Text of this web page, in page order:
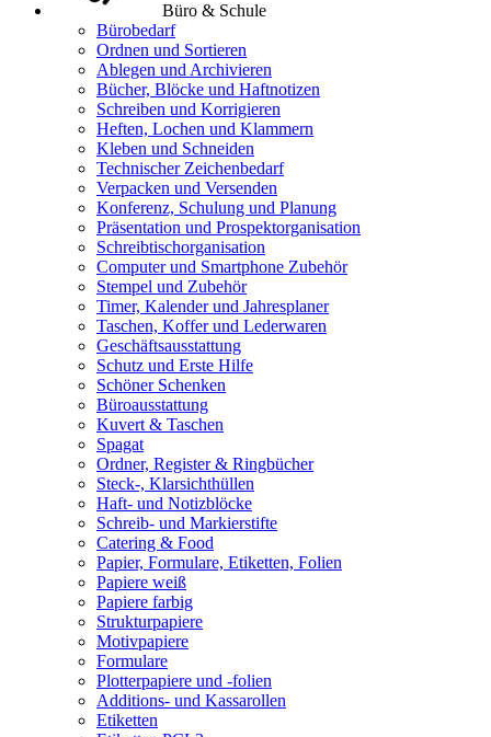
Büro & Schule
Bürobedarf
Ordnen und Sortieren
Ablegen und Archivieren
Bücher, Blöcke und Haftnotizen
Schreiben und Korrigieren
Heften, Lochen und Klammern
Kleben und Schneiden
Technischer Zeichenbedarf
Verpacken und Versenden
Konferenz, Schulung und Planung
Präsentation und Prospektorganisation
Schreibtischorganisation
Computer und Smartphone Zubehör
Stempel und Zubehör
Timer, Kalender und Jahresplaner
Taschen, Koffer und Lederwaren
Geschäftsausstattung
Schutz und Erste Hilfe
Schöner Schenken
Büroausstattung
Kuvert & Taschen
Spagat
Ordner, Register & Ringbücher
Steck-, Klarsichthüllen
Haft- und Notizblöcke
Schreib- und Markierstifte
Catering & Food
Papier, Formulare, Etiketten, Folien
Papiere weiß
Papiere farbig
Strukturpapiere
Motivpapiere
Formulare
Plotterpapiere und -folien
Additions- und Kassarollen
Etiketten